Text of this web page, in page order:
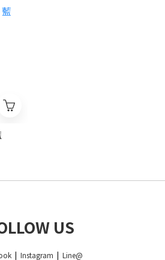
US
| Instagram | Line@